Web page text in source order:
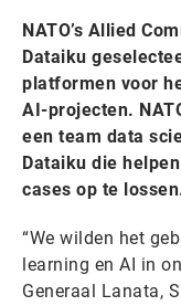
NATO’s Allied
Dataiku
platformen voor
AI-projecten.
een team data
Dataiku die
cases op te
“We wilden het
learning en AI in
Generaal Lanata,